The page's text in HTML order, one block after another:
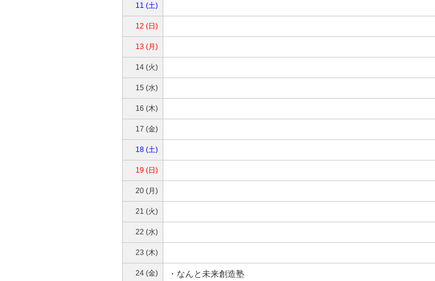
11 (土)
12 (日)
13 (月)
14 (火)
15 (水)
16 (木)
17 (金)
18 (土)
19 (日)
20 (月)
21 (火)
22 (水)
23 (木)
24 (金) ・なんと未来創造塾